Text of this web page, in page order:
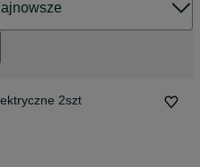
2szt